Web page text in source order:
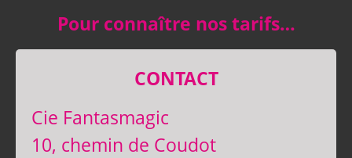
Pour connaître nos tarifs…
CONTACT
Cie Fantasmagic
10, chemin de Coudot